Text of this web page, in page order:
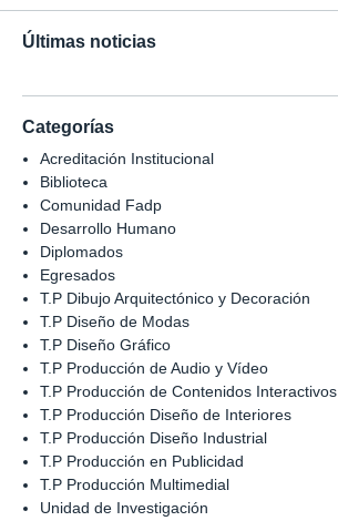
Últimas noticias
Categorías
Acreditación Institucional
Biblioteca
Comunidad Fadp
Desarrollo Humano
Diplomados
Egresados
T.P Dibujo Arquitectónico y Decoración
T.P Diseño de Modas
T.P Diseño Gráfico
T.P Producción de Audio y Vídeo
T.P Producción de Contenidos Interactivos
T.P Producción Diseño de Interiores
T.P Producción Diseño Industrial
T.P Producción en Publicidad
T.P Producción Multimedial
Unidad de Investigación